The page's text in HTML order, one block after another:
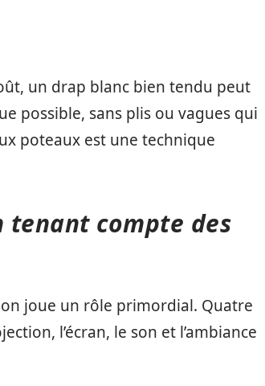
un drap blanc bien tendu peut
possible, sans plis ou vagues qui
poteaux est une technique
tenant compte des
joue un rôle primordial. Quatre
l’écran, le son et l’ambiance